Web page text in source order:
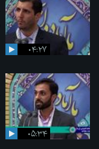
۰۴:۲۷
۰۵:۳۴